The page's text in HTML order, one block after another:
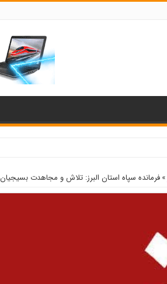
» فرمانده سپاه استان البرز: تلاش و مجاهدت